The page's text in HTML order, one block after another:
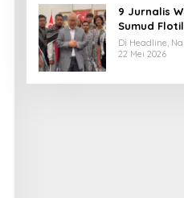
9 Jurnalis
Sumud
Militer
dan
Di Headline,
22 Mei 2026